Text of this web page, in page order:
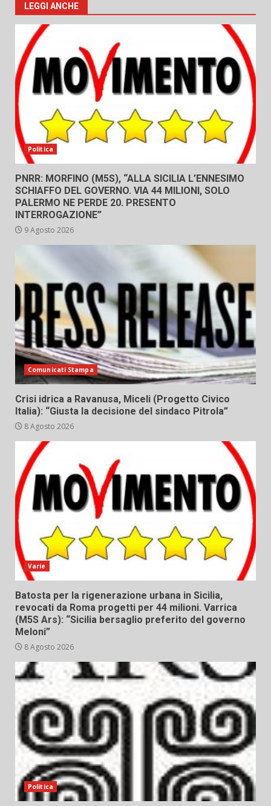
LEGGI ANCHE
Politica
PNRR: MORFINO (M5S), “ALLA SICILIA L’ENNESIMO
SCHIAFFO DEL GOVERNO. VIA 44 MILIONI, SOLO
PALERMO NE PERDE 20. PRESENTO
INTERROGAZIONE”
9 Agosto 2026
Comunicati Stampa
Crisi idrica a Ravanusa, Miceli (Progetto Civico
Italia): “Giusta la decisione del sindaco Pitrola”
8 Agosto 2026
Varie
Batosta per la rigenerazione urbana in Sicilia,
revocati da Roma progetti per 44 milioni. Varrica
(M5S Ars): “Sicilia bersaglio preferito del governo
Meloni”
8 Agosto 2026
Politica